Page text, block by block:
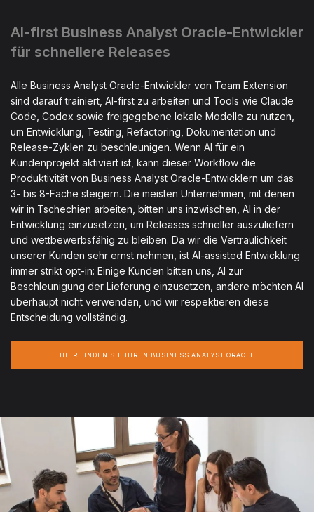
AI-first Business Analyst Oracle-Entwickler
für schnellere Releases
Alle Business Analyst Oracle-Entwickler von Team Extension
sind darauf trainiert, AI-first zu arbeiten und Tools wie Claude
Code, Codex sowie freigegebene lokale Modelle zu nutzen,
um Entwicklung, Testing, Refactoring, Dokumentation und
Release-Zyklen zu beschleunigen. Wenn AI für ein
Kundenprojekt aktiviert ist, kann dieser Workflow die
Produktivität von Business Analyst Oracle-Entwicklern um das
3- bis 8-Fache steigern. Die meisten Unternehmen, mit denen
wir in Tschechien arbeiten, bitten uns inzwischen, AI in der
Entwicklung einzusetzen, um Releases schneller auszuliefern
und wettbewerbsfähig zu bleiben. Da wir die Vertraulichkeit
unserer Kunden sehr ernst nehmen, ist AI-assisted Entwicklung
immer strikt opt-in: Einige Kunden bitten uns, AI zur
Beschleunigung der Lieferung einzusetzen, andere möchten AI
überhaupt nicht verwenden, und wir respektieren diese
Entscheidung vollständig.
HIER FINDEN SIE IHREN BUSINESS ANALYST ORACLE